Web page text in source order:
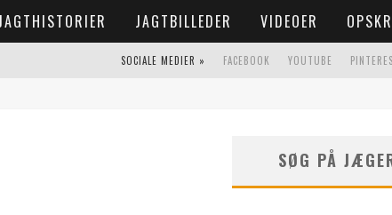
JAGTBILLEDER VIDEOER
YOUTUBE
FACEBOOK
SOCIALE MEDIER »
SØG PÅ